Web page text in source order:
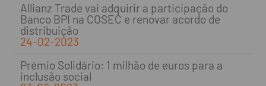
Allianz Trade vai adquirir a participação do
Banco BPI na COSEC e renovar acordo de
distribuição
24-02-2023
Prémio Solidário: 1 milhão de euros para a
inclusão social